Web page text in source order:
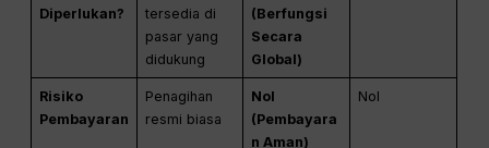
Diperlukan?
tersedia di
pasar yang
didukung
(Berfungsi
Secara
Global)
Risiko
Pembayaran
Penagihan
resmi biasa
Nol
(Pembayara
n Aman)
Nol